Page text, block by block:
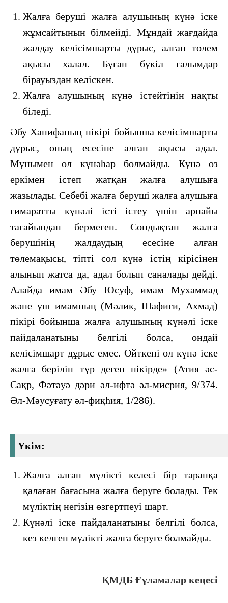
Жалға беруші жалға алушының күнә іске
жұмсайтынын білмейді. Мұндай жағдайда
жалдау келісімшарты дұрыс, алған төлем
ақысы халал. Бұған бүкіл ғалымдар
бірауыздан келіскен.
Жалға алушының күнә істейтінін нақты
біледі.
Әбу Ханифаның пікірі бойынша келісімшарты
дұрыс, оның есесіне алған ақысы адал.
Мұнымен ол күнәһар болмайды. Күнә өз
еркімен істеп жатқан жалға алушыға
жазылады. Себебі жалға беруші жалға алушыға
ғимаратты күнәлі істі істеу үшін арнайы
тағайындап бермеген. Сондықтан жалға
берушінің жалдаудың есесіне алған
төлемақысы, тіпті сол күнә істің кірісінен
алынып жатса да, адал болып саналады дейді.
Алайда имам Әбу Юсуф, имам Мухаммад
және үш имамның (Мәлик, Шафиғи, Ахмад)
пікірі бойынша жалға алушының күнәлі іске
пайдаланатыны белгілі болса, ондай
келісімшарт дұрыс емес. Өйткені ол күнә іске
жалға беріліп тұр деген пікірде» (Атия әс-
Сақр, Фәтәуә дәри әл-ифтә әл-мисрия, 9/374.
Әл-Мәусуғату әл-фиқһия, 1/286).
Үкім:
Жалға алған мүлікті келесі бір тарапқа
қалаған бағасына жалға беруге болады. Тек
мүліктің негізін өзгертпеуі шарт.
Күнәлі іске пайдаланатыны белгілі болса,
кез келген мүлікті жалға беруге болмайды.
ҚМДБ Ғұламалар кеңесі